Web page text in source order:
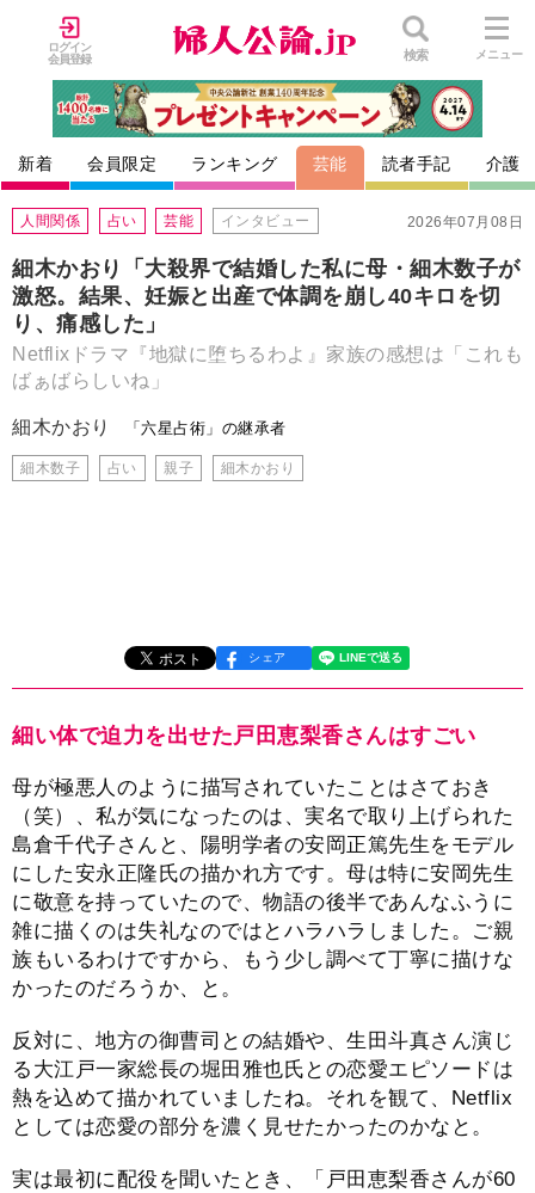
ログイン
会員登録
検索 メニュー
新着 会員限定 ランキング 芸能 読者手記 介護
2026年07月08日
人間関係 占い 芸能 インタビュー
細木かおり「大殺界で結婚した私に母・細木数子が
激怒。結果、妊娠と出産で体調を崩し40キロを切
り、痛感した」
Netflixドラマ『地獄に堕ちるわよ』家族の感想は「これも
ばぁばらしいね」
細木かおり 「六星占術」の継承者
細木数子 占い 親子 細木かおり
シェア
細い体で迫力を出せた戸田恵梨香さんはすごい
母が極悪人のように描写されていたことはさておき
（笑）、私が気になったのは、実名で取り上げられた
島倉千代子さんと、陽明学者の安岡正篤先生をモデル
にした安永正隆氏の描かれ方です。母は特に安岡先生
に敬意を持っていたので、物語の後半であんなふうに
雑に描くのは失礼なのではとハラハラしました。ご親
族もいるわけですから、もう少し調べて丁寧に描けな
かったのだろうか、と。
反対に、地方の御曹司との結婚や、生田斗真さん演じ
る大江戸一家総長の堀田雅也氏との恋愛エピソードは
熱を込めて描かれていましたね。それを観て、Netflix
としては恋愛の部分を濃く見せたかったのかなと。
実は最初に配役を聞いたとき、「戸田恵梨香さんが60